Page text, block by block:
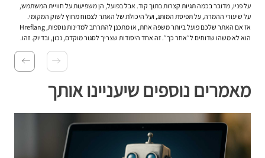
על פניו, מדובר בכמה תגיות קצרות בתוך קוד. אבל בפועל, הן משפיעות על חוויית המשתמש,
על שיעורי ההמרה, על תפיסת המותג, ועל היכולת של האתר לצמוח מחוץ לשוק המקומי.
אז אם האתר שלכם פועל ביותר משפה אחת, או מתכנן להתרחב למדינות נוספות, Hreflang
הוא לא משהו שדוחים ל״אחר כך״. זה אחד היסודות שצריך לסגור מוקדם, נכון, ובדיוק. זהו.
מאמרים נוספים שיעניינו אותך